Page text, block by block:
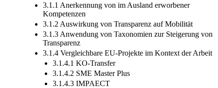
3.1.1 Anerkennung von im Ausland erworbener
Kompetenzen
3.1.2 Auswirkung von Transparenz auf Mobilität
3.1.3 Anwendung von Taxonomien zur Steigerung von
Transparenz
3.1.4 Vergleichbare EU-Projekte im Kontext der Arbeit
3.1.4.1 KO-Transfer
3.1.4.2 SME Master Plus
3.1.4.3 IMPAECT